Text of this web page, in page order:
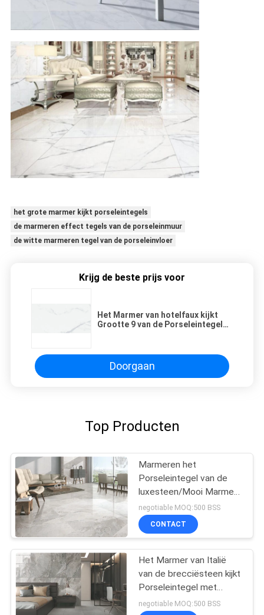
het grote marmer kijkt porseleintegels
de marmeren effect tegels van de porseleinmuur
de witte marmeren tegel van de porseleinvloer
Krijg de beste prijs voor
Het Marmer van hotelfaux kijkt
Grootte 9 van de Porseleintegel
Doorgaan
Top Producten
Marmeren het
Porseleintegel van de
luxesteen/Mooi Marmer
zoals Keramische tegel
negotiable MOQ:500 BSS
CONTACT
Het Marmer van Italië
van de brecciësteen kijkt
Porseleintegel met
Opgepoetste/
negotiable MOQ:500 BSS